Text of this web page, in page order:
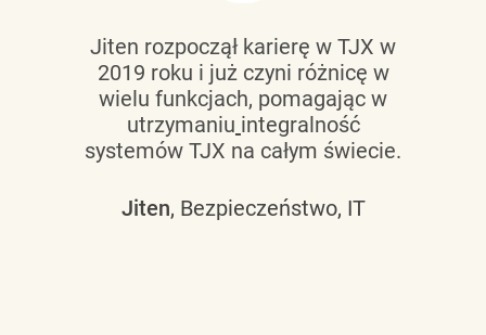
Jiten rozpoczął karierę w TJX w
2019 roku i już czyni różnicę w
wielu funkcjach, pomagając w
utrzymaniu integralność
systemów TJX na całym świecie.
Jiten, Bezpieczeństwo, IT